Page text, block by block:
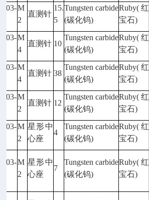
M
2
直测针
15.
5
Tungsten carbide
(碳化钨)
Ruby(红
宝石)
M
4
直测针 10
Tungsten carbide
(碳化钨)
Ruby(红
宝石)
M
4
直测针 38
Tungsten carbide
(碳化钨)
Ruby(红
宝石)
M
2
直测针 12
Tungsten carbide
(碳化钨)
Ruby(红
宝石)
M
2
星形中
心座
4
Tungsten carbide
(碳化钨)
Ruby(红
宝石)
M
2
星形中
心座
7
Tungsten carbide
(碳化钨)
Ruby(红
宝石)